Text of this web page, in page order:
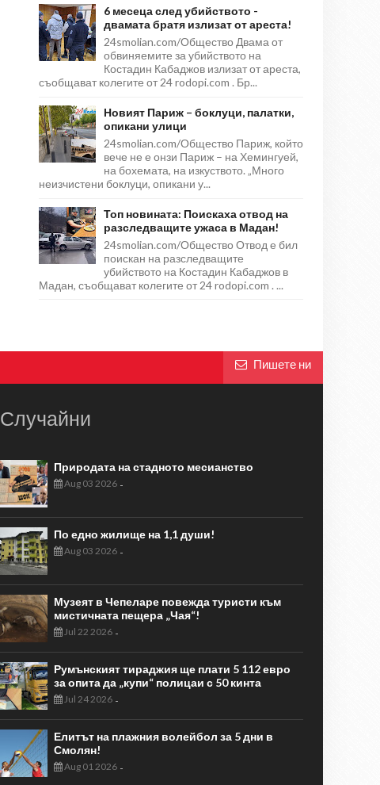
6 месеца след убийството -
двамата братя излизат от ареста!
24smolian.com/Общество Двама от
обвиняемите за убийството на
Костадин Кабаджов излизат от ареста,
съобщават колегите от 24 rodopi.com . Бр...
Новият Париж – боклуци, палатки,
опикани улици
24smolian.com/Общество Париж, който
вече не е онзи Париж – на Хемингуей,
на бохемата, на изкуството. „Много
неизчистени боклуци, опикани у...
Топ новината: Поискаха отвод на
разследващите ужаса в Мадан!
24smolian.com/Общество Отвод е бил
поискан на разследващите
убийството на Костадин Кабаджов в
Мадан, съобщават колегите от 24 rodopi.com . ...
Пишете ни
Случайни
Природата на стадното месианство
Aug 03 2026-
По едно жилище на 1,1 души!
Aug 03 2026-
Музеят в Чепеларе повежда туристи към
мистичната пещера „Чая“!
Jul 22 2026-
Румънският тираджия ще плати 5 112 евро
за опита да „купи“ полицаи с 50 кинта
Jul 24 2026-
Елитът на плажния волейбол за 5 дни в
Смолян!
Aug 01 2026-